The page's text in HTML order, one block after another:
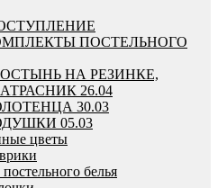
ПОСТЕЛЬНОГО
НА РЕЗИНКЕ,
26.04
30.03
05.03
цветы
белья